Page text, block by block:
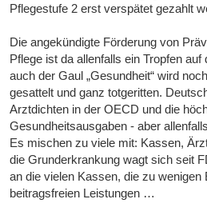
Pflegestufe 2 erst verspätet gezahlt
Die angekündigte Förderung von
Pflege ist da allenfalls ein Tropfen
auch der Gaul „Gesundheit“ wird
gesattelt und ganz totgeritten.
Arztdichten in der OECD und die
Gesundheitsausgaben - aber
Es mischen zu viele mit: Kassen,
die Grunderkrankung wagt sich seit
an die vielen Kassen, die zu wenigen
beitragsfreien Leistungen …